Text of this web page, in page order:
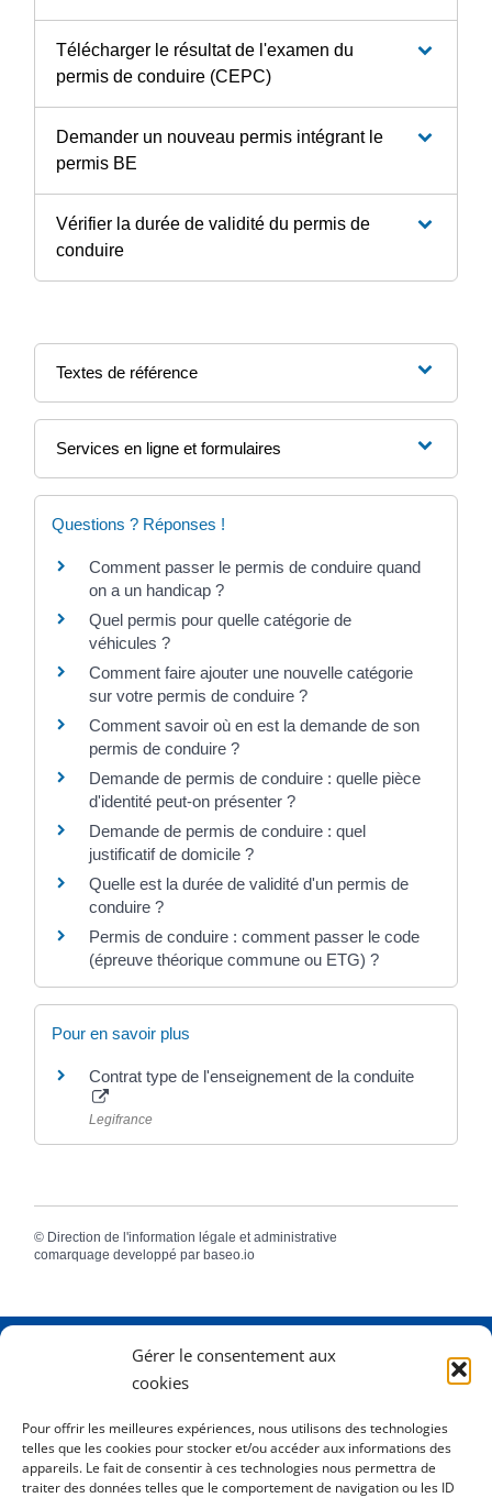
Gérer le consentement aux
cookies
Pour offrir les meilleures expériences, nous utilisons des technologies
telles que les cookies pour stocker et/ou accéder aux informations des
appareils. Le fait de consentir à ces technologies nous permettra de
traiter des données telles que le comportement de navigation ou les ID
Télécharger le résultat de l'examen du
permis de conduire (CEPC)
Demander un nouveau permis intégrant le
permis BE
Vérifier la durée de validité du permis de
conduire
Textes de référence
Services en ligne et formulaires
Questions ? Réponses !
Comment passer le permis de conduire quand
on a un handicap ?
Quel permis pour quelle catégorie de
véhicules ?
Comment faire ajouter une nouvelle catégorie
sur votre permis de conduire ?
Comment savoir où en est la demande de son
permis de conduire ?
Demande de permis de conduire : quelle pièce
d'identité peut-on présenter ?
Demande de permis de conduire : quel
justificatif de domicile ?
Quelle est la durée de validité d'un permis de
conduire ?
Permis de conduire : comment passer le code
(épreuve théorique commune ou ETG) ?
Pour en savoir plus
Contrat type de l'enseignement de la conduite
Legifrance
© Direction de l'information légale et administrative
comarquage developpé par baseo.io
2 Rue Dame Pernette
Horaires
Lundi de 8h15 à 12h
Mardi de 8h15 à 12h